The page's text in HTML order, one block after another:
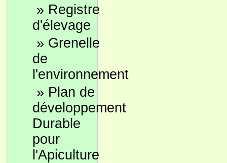
» Registre
d'élevage
» Grenelle
de
l'environnement
» Plan de
développement
Durable
pour
l'Apiculture